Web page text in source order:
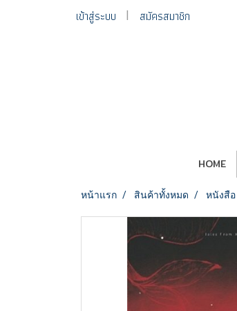
เข้าสู่ระบบ สมัครสมาชิก
HOME
หน้าแรก สินค้าทั้งหมด หนังสือ